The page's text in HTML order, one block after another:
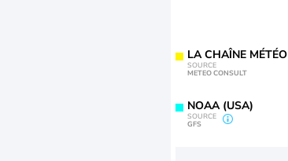
LA CHAÎNE MÉTÉO
SOURCE
METEO CONSULT
NOAA (USA)
SOURCE
GFS